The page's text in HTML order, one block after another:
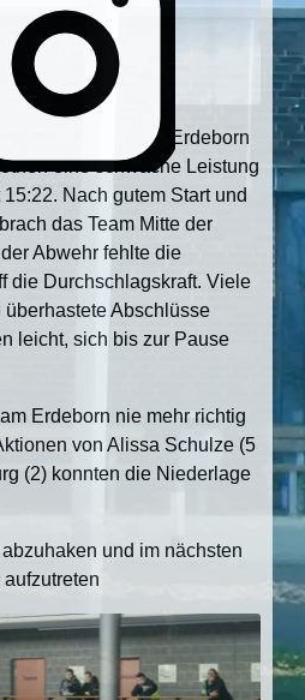
des BSV „Fichte“ Erdeborn
eine schwache Leistung
Nach gutem Start und
das Team Mitte der
Abwehr fehlte die
die Durchschlagskraft. Viele
Abschlüsse
leicht, sich bis zur Pause
Erdeborn nie mehr richtig
von Alissa Schulze (5
(2) konnten die Niederlage
und im nächsten